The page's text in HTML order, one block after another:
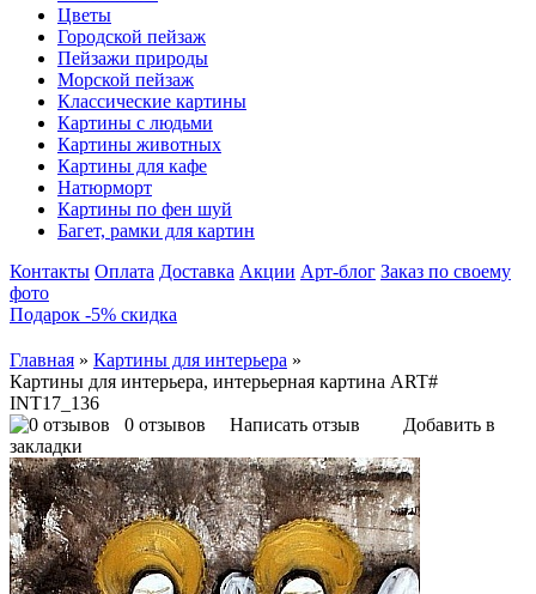
Цветы
Городской пейзаж
Пейзажи природы
Морской пейзаж
Классические картины
Картины с людьми
Картины животных
Картины для кафе
Натюрморт
Картины по фен шуй
Багет, рамки для картин
Контакты Оплата Доставка Акции Арт-блог Заказ по своему
фото
Подарок -5% скидка
Главная » Картины для интерьера »
Картины для интерьера, интерьерная картина ART#
INT17_136
0 отзывов
Написать отзыв
Добавить в
закладки